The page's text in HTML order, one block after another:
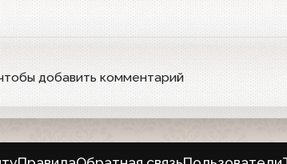
добавить комментарий